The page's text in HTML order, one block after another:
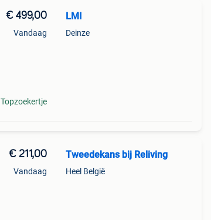
€ 499,00
Vandaag
Topzoekertje
LMI
Deinze
€ 211,00
Vandaag
Tweedekans bij Reliving
Heel België